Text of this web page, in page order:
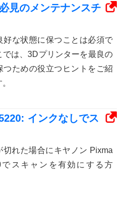
見のメンテナンスチ
好な状態に保つことは必須で
では、3Dプリンターを最良の
つための役立つヒントをご紹
インクなしでス
切れた場合にキヤノン Pixma
でスキャンを有効にする方